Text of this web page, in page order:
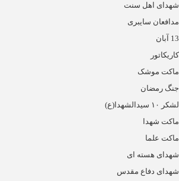
شهدای اهل سنت
مدافعان سایبری
13 آبان
کاریکاتور
ماکت موشک
جنگ رمضان
لشکر ۱۰ سیدالشهدا(ع)
ماکت شهدا
ماکت علما
شهدای هسته ای
شهدای دفاع مقدس